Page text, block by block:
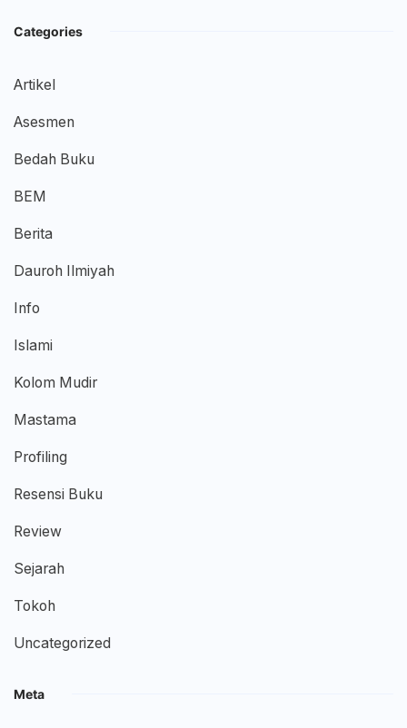
Categories
Artikel
Asesmen
Bedah Buku
BEM
Berita
Dauroh Ilmiyah
Info
Islami
Kolom Mudir
Mastama
Profiling
Resensi Buku
Review
Sejarah
Tokoh
Uncategorized
Meta